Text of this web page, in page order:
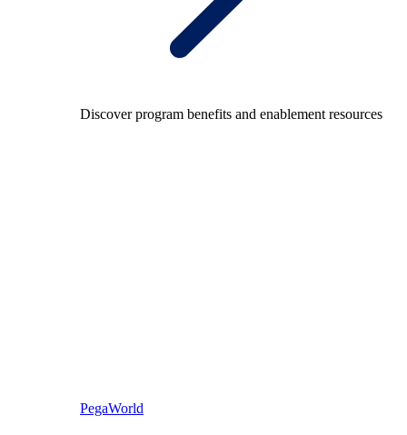
Discover program benefits and enablement resources
PegaWorld